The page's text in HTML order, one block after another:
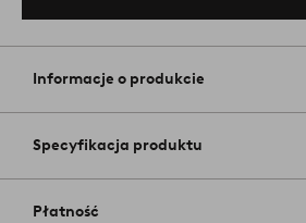
Informacje o produkcie
Specyfikacja produktu
Płatność